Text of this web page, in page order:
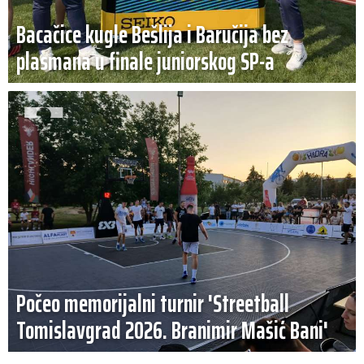
Bacačice kugle Bešlija i Baručija bez
plasmana u finale juniorskog SP-a
Počeo memorijalni turnir 'Streetball
Tomislavgrad 2026. Branimir Mašić Bani'